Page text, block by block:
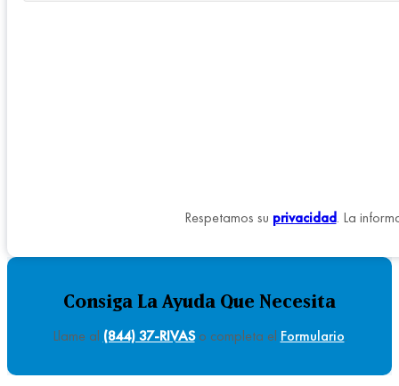
Respetamos su privacidad. La
Consiga La Ayuda Que Necesita
Llame al (844) 37-RIVASo completa el Formulario.